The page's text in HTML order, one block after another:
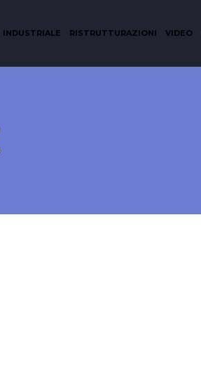
INDUSTRIALE RISTRUTTURAZIONI VIDEO